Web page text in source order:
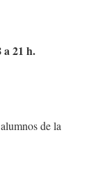
21 h.
de la